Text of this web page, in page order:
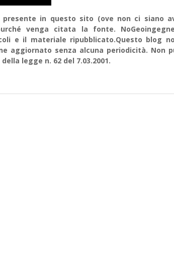
presente in questo sito (ove non ci siano
venga citata la fonte.
e il materiale ripubblicato.Questo blog
aggiornato senza alcuna periodicità. Non
legge n. 62 del 7.03.2001.